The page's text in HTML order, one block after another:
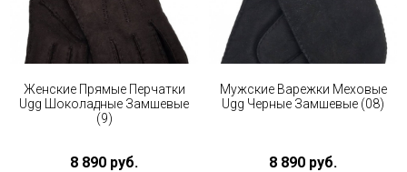
Женские Прямые Перчатки
Ugg Шоколадные Замшевые
(9)
8 890 руб.
Мужские Варежки Меховые
Ugg Черные Замшевые (08)
8 890 руб.